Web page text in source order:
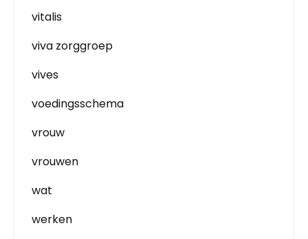
vitalis
viva zorggroep
vives
voedingsschema
vrouw
vrouwen
wat
werken